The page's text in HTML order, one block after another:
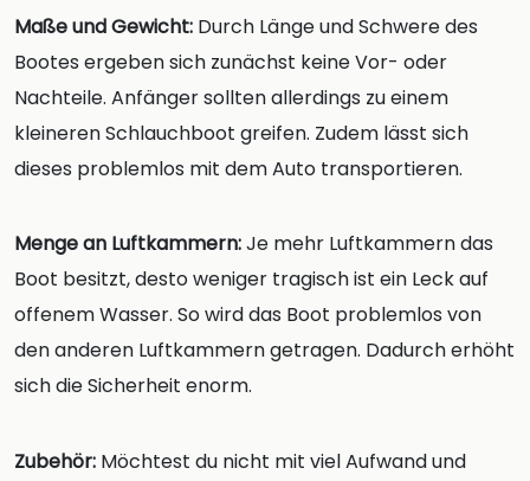
Maße und Gewicht: Durch Länge und Schwere des
Bootes ergeben sich zunächst keine Vor- oder
Nachteile. Anfänger sollten allerdings zu einem
kleineren Schlauchboot greifen. Zudem lässt sich
dieses problemlos mit dem Auto transportieren.
Menge an Luftkammern:Je mehr Luftkammern das
Boot besitzt, desto weniger tragisch ist ein Leck auf
offenem Wasser. So wird das Boot problemlos von
den anderen Luftkammern getragen. Dadurch erhöht
sich die Sicherheit enorm.
Zubehör: Möchtest du nicht mit viel Aufwand und